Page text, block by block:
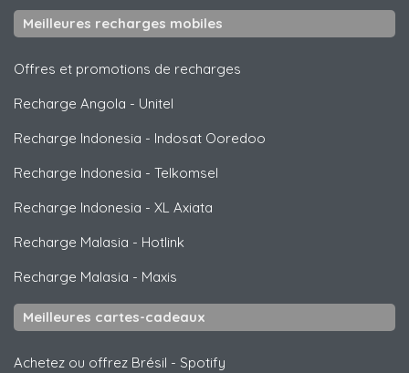
Meilleures recharges mobiles
Offres et promotions de recharges
Recharge Angola - Unitel
Recharge Indonesia - Indosat Ooredoo
Recharge Indonesia - Telkomsel
Recharge Indonesia - XL Axiata
Recharge Malasia - Hotlink
Recharge Malasia - Maxis
Meilleures cartes-cadeaux
Achetez ou offrez Brésil - Spotify